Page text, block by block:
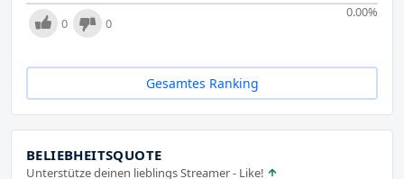
0.00%
0 0
Gesamtes Ranking
BELIEBHEITSQUOTE
Unterstütze deinen lieblings Streamer - Like!